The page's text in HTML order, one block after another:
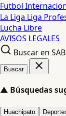
Futbol
La Liga Liga
Lucha Libre
AVISOS LEGALES
Buscar en
Buscar
▲ Búsquedas
Huachipato